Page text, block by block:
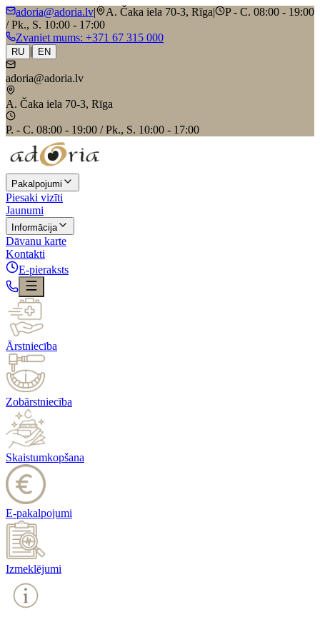
adoria@adoria.lv| A. Čaka iela 70-3, Rīga|
P - C. 08:00 - 19:00
/ Pk., S. 10:00 - 17:00
Zvaniet mums: +371 67 315 000
RU | EN
adoria@adoria.lv
A. Čaka iela 70-3, Rīga
P. - C. 08:00 - 19:00 / Pk., S. 10:00 - 17:00
Pakalpojumi
Piesaki vizīti
Jaunumi
Informācija
Dāvanu karte
Kontakti
E-pieraksts
Ārstniecība
Zobārstniecība
Skaistumkopšana
E-pakalpojumi
Izmeklējumi